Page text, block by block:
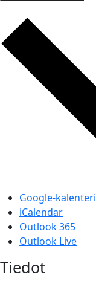
Google-kalenteri
iCalendar
Outlook 365
Outlook Live
Tiedot